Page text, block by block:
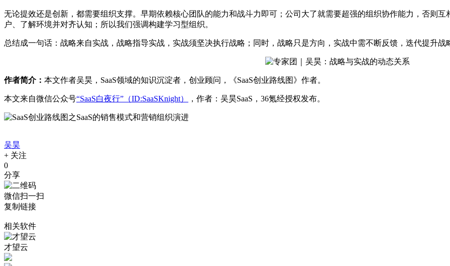
无论提效还是创新，都需要组织支撑。早期依赖核心团队的能力和战斗力即可；公司大了就需要超强的组织协作能力，否则
户、了解环境并对齐认知；所以我们强调构建学习型组织。
总结成一句话：战略来自实战，战略指导实战，实战须坚决执行战略；同时，战略只是方向，实战中需不断反馈，迭代提升战
作者简介： 本文作者吴昊， SaaS领域的知识沉淀者，创业顾问，《SaaS创业路线图》作者。
本文来自微信公众号“SaaS白夜行”（ID:SaaSKnight） ，作者：吴昊SaaS，36氪经授权发布。
吴昊
+ 关注
0
分享
微信扫一扫
复制链接
相关软件
才望云